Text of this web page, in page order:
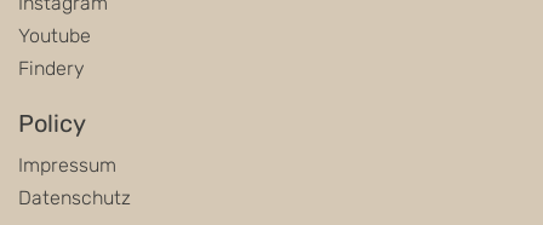
Youtube
Findery
Policy
Impressum
Datenschutz